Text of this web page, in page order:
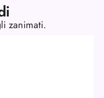
zanimati.